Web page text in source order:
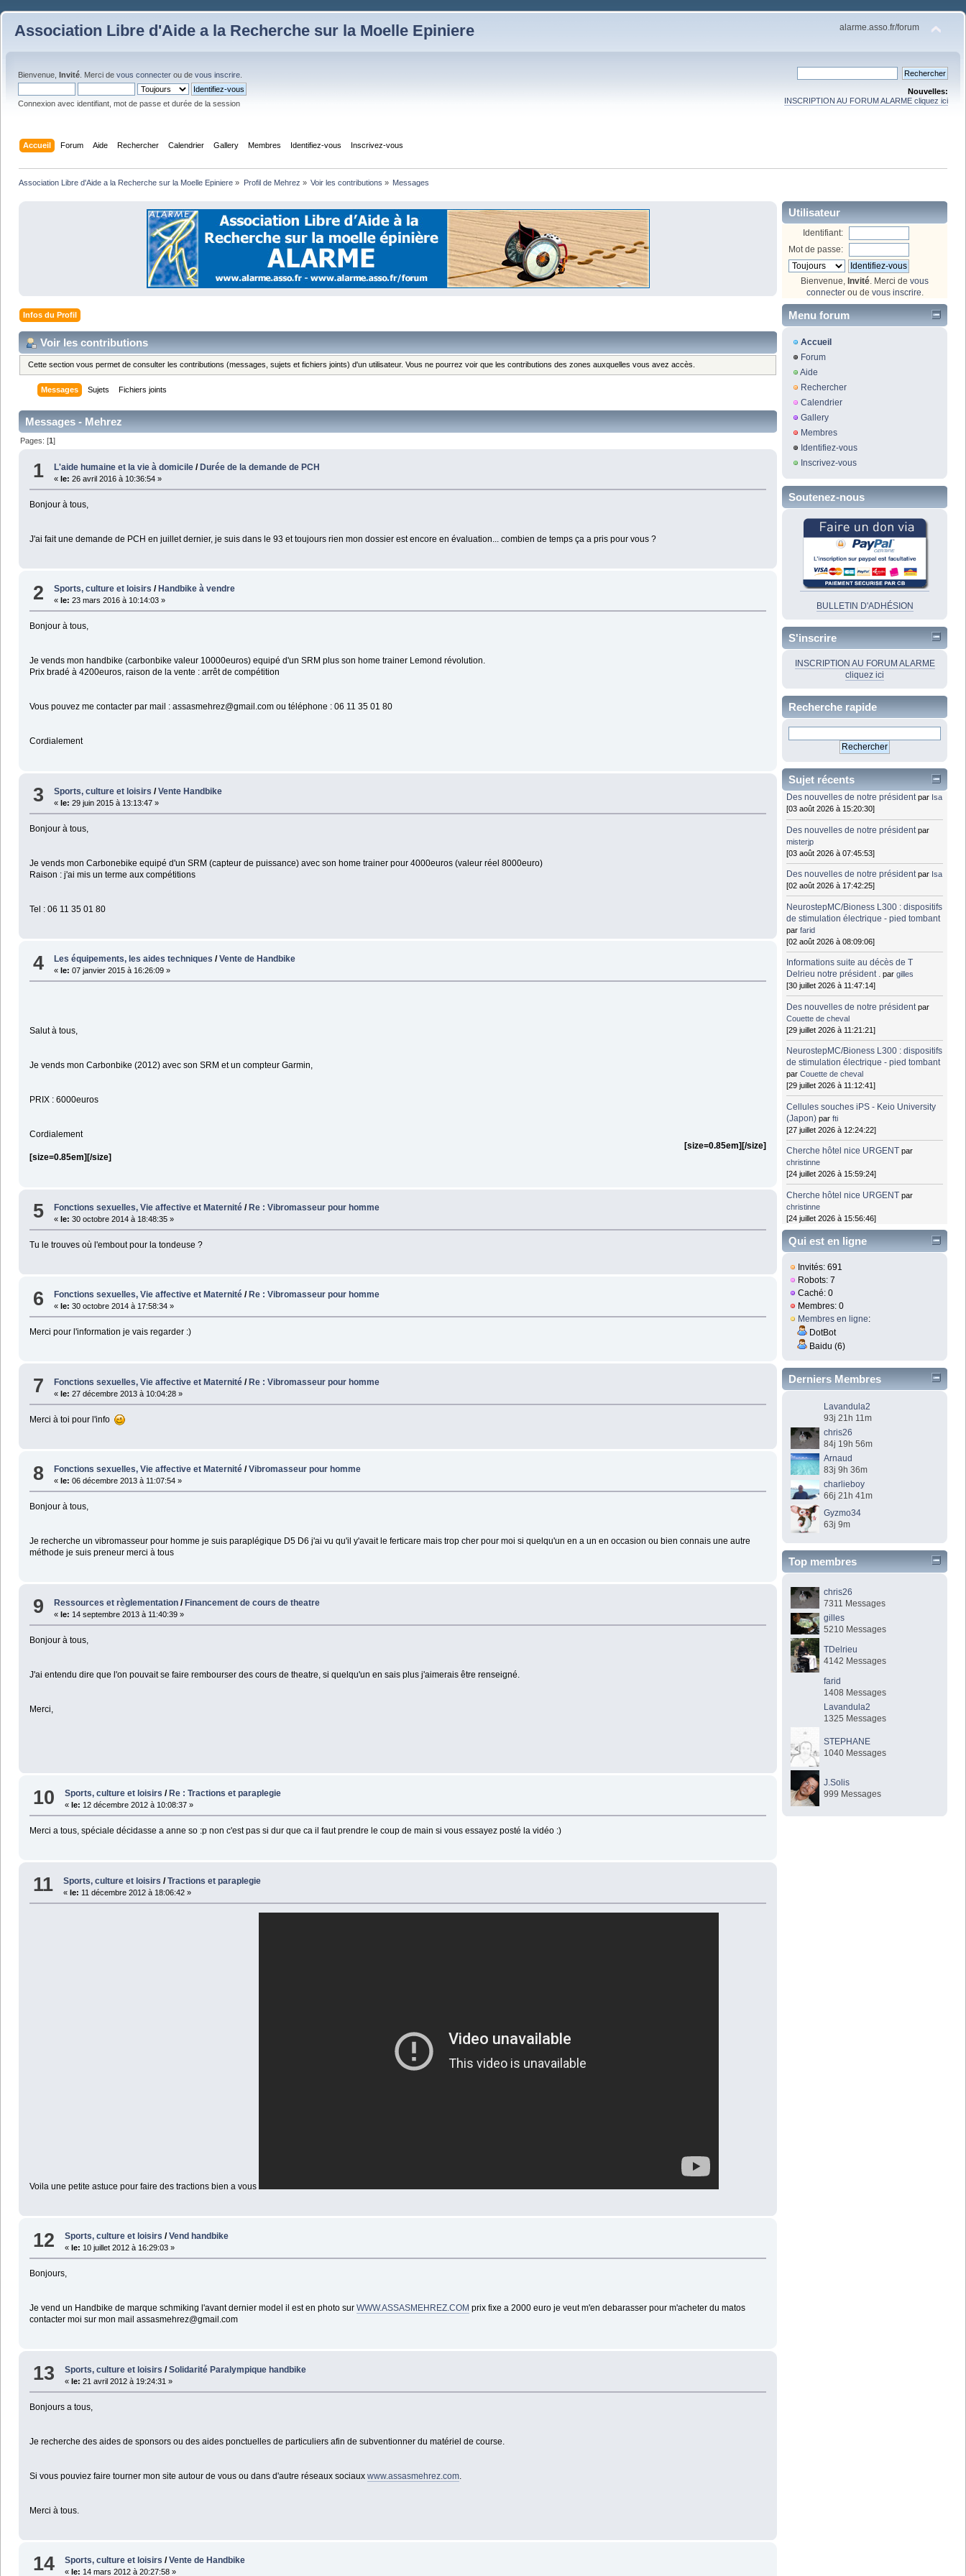
Association Libre d'Aide a la Recherche sur la Moelle Epiniere alarme.asso.fr/forum
Bienvenue, Invité . Merci de vous connecter ou de vous inscrire
Connexion avec identifiant, mot de passe et durée de la session
Nouvelles:
INSCRIPTION AU FORUM ALARME cliquez ici
Accueil Forum Aide Rechercher Calendrier Gallery Membres Identifiez-vous Inscrivez-vous
Association Libre d'Aide a la Recherche sur la Moelle Epiniere » Profil de Mehrez » Voir les contributions » Messages
Infos du Profil
Voir les contributions
Cette section vous permet de consulter les contributions (messages, sujets et fichiers joints) d'un utilisateur. Vous ne pourrez voir que les contributions des zones auxquelles vous avez accès.
Messages Sujets Fichiers joints
Messages - Mehrez
Pages: [1]
1 L'aide humaine et la vie à domicile / Durée de la demande de PCH
«le: 26 avril 2016 à 10:36:54 »
Bonjour à tous,
J'ai fait une demande de PCH en juillet dernier, je suis dans le 93 et toujours rien mon dossier est encore en évaluation... combien de temps ça a pris pour vous ?
2 Sports, culture et loisirs / Handbike à vendre
« le: 23 mars 2016 à 10:14:03 »
Bonjour à tous,
Je vends mon handbike (carbonbike valeur 10000euros) equipé d'un SRM plus son home trainer Lemond révolution.
Prix bradé à 4200euros, raison de la vente : arrêt de compétition
Vous pouvez me contacter par mail : assasmehrez@gmail.com ou téléphone : 06 11 35 01 80
Cordialement
3 Sports, culture et loisirs /Vente Handbike
«le: 29 juin 2015 à 13:13:47 »
Bonjour à tous,
Je vends mon Carbonebike equipé d'un SRM (capteur de puissance) avec son home trainer pour 4000euros (valeur réel 8000euro)
Raison : j'ai mis un terme aux compétitions
Tel : 06 11 35 01 80
4 Les équipements, les aides techniques /Vente de Handbike
« le: 07 janvier 2015 à 16:26:09 »
Salut à tous,
Je vends mon Carbonbike (2012) avec son SRM et un compteur Garmin,
PRIX : 6000euros
Cordialement
[size=0.85em] [/size]
[size=0.85em] [/size]
5 Fonctions sexuelles, Vie affective et Maternité /Re : Vibromasseur pour homme
«le: 30 octobre 2014 à 18:48:35 »
Tu le trouves où l'embout pour la tondeuse ?
6 Fonctions sexuelles, Vie affective et Maternité / Re : Vibromasseur pour homme
« le: 30 octobre 2014 à 17:58:34 »
Merci pour l'information je vais regarder :)
7 Fonctions sexuelles, Vie affective et Maternité /Re : Vibromasseur pour homme
«le: 27 décembre 2013 à 10:04:28 »
Merci à toi pour l'info
8 Fonctions sexuelles, Vie affective et Maternité /Vibromasseur pour homme
«le: 06 décembre 2013 à 11:07:54 »
Bonjour à tous,
Je recherche un vibromasseur pour homme je suis paraplégique D5 D6 j'ai vu qu'il y'avait le ferticare mais trop cher pour moi si quelqu'un en a un en occasion ou bien connais une autre
méthode je suis preneur merci à tous
9 Ressources et règlementation /Financement de cours de theatre
«le: 14 septembre 2013 à 11:40:39 »
Bonjour à tous,
J'ai entendu dire que l'on pouvait se faire rembourser des cours de theatre, si quelqu'un en sais plus j'aimerais être renseigné.
Merci,
10 Sports, culture et loisirs / Re : Tractions et paraplegie
«le: 12 décembre 2012 à 10:08:37 »
Merci a tous, spéciale décidasse a anne so :p non c'est pas si dur que ca il faut prendre le coup de main si vous essayez posté la vidéo :)
11 Sports, culture et loisirs /Tractions et paraplegie
«le: 11 décembre 2012 à 18:06:42 »
Voila une petite astuce pour faire des tractions bien a vous
12 Sports, culture et loisirs /Vend handbike
«le: 10 juillet 2012 à 16:29:03 »
Bonjours,
Je vend un Handbike de marque schmiking l'avant dernier model il est en photo sur WWW.ASSASMEHREZ.COM prix fixe a 2000 euro je veut m'en debarasser pour m'acheter du matos
contacter moi sur mon mail assasmehrez@gmail.com
13 Sports, culture et loisirs /Solidarité Paralympique handbike
«le: 21 avril 2012 à 19:24:31 »
Bonjours a tous,
Je recherche des aides de sponsors ou des aides ponctuelles de particuliers afin de subventionner du matériel de course.
Si vous pouviez faire tourner mon site autour de vous ou dans d'autre réseaux sociaux www.assasmehrez.com.
Merci à tous.
14 Sports, culture et loisirs /Vente de Handbike
«le: 14 mars 2012 à 20:27:58 »
Utilisateur
Identifiant:
Mot de passe:
Bienvenue, Invité . Merci de vous
connecterou de vous inscrire
Menu forum
Accueil
Forum
Aide
Rechercher
Calendrier
Gallery
Membres
Identifiez-vous
Inscrivez-vous
Soutenez-nous
BULLETIN D'ADHÉSION
S'inscrire
INSCRIPTION AU FORUM ALARME
cliquez ici
Recherche rapide
Sujet récents
Des nouvelles de notre président par Isa
[03 août 2026 à 15:20:30]
Des nouvelles de notre président par
misterjp
[03 août 2026 à 07:45:53]
Des nouvelles de notre président par Isa
[02 août 2026 à 17:42:25]
NeurostepMC/Bioness L300 : dispositifs
de stimulation électrique - pied tombant
parfarid
[02 août 2026 à 08:09:06]
Informations suite au décès de T
Delrieu notre président . pargilles
[30 juillet 2026 à 11:47:14]
Des nouvelles de notre président par
Couette de cheval
[29 juillet 2026 à 11:21:21]
NeurostepMC/Bioness L300 : dispositifs
de stimulation électrique - pied tombant
parCouette de cheval
[29 juillet 2026 à 11:12:41]
Cellules souches iPS - Keio University
(Japon) parfti
[27 juillet 2026 à 12:24:22]
Cherche hôtel nice URGENT par
christinne
[24 juillet 2026 à 15:59:24]
Cherche hôtel nice URGENT par
christinne
[24 juillet 2026 à 15:56:46]
Qui est en ligne
Invités: 691
Robots: 7
Caché: 0
Membres: 0
Membres en ligne:
DotBot
Baidu (6)
Derniers Membres
Lavandula2
93j 21h 11m
chris26
84j 19h 56m
Arnaud
83j 9h 36m
charlieboy
66j 21h 41m
Gyzmo34
63j 9m
Top membres
chris26
7311 Messages
gilles
5210 Messages
TDelrieu
4142 Messages
farid
1408 Messages
Lavandula2
1325 Messages
STEPHANE
1040 Messages
J.Solis
999 Messages